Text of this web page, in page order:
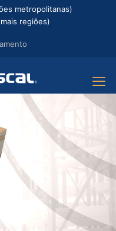
metropolitanas)
regiões)